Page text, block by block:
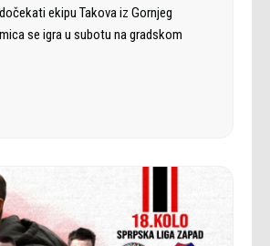
ekipu Takova iz Gornjeg
se igra u subotu na gradskom